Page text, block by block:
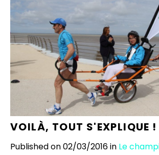
VOILÀ, TOUT S'EXPLIQUE !
Published on02/03/2016in Le